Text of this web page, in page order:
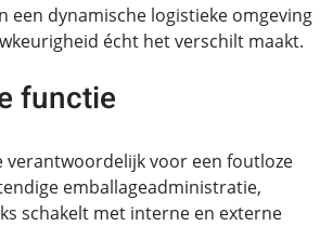
een dynamische logistieke omgeving
écht het verschilt maakt.
functie
verantwoordelijk voor een foutloze
emballageadministratie,
schakelt met interne en externe